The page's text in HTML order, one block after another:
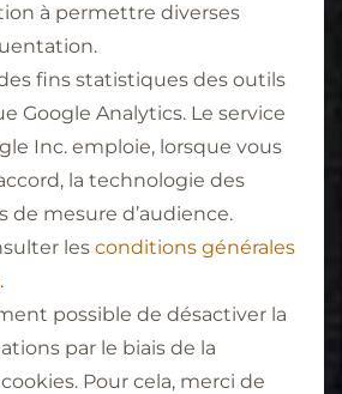
à permettre diverses
fins statistiques des outils
Google Analytics. Le service
Inc. emploie, lorsque vous
la technologie des
de mesure d’audience.
les conditions générales
.
possible de désactiver la
par le biais de la
Pour cela, merci de